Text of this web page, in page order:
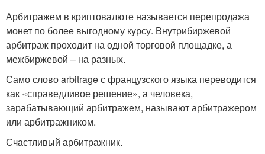
Арбитражем в криптовалюте называется перепродажа
монет по более выгодному курсу. Внутрибиржевой
арбитраж проходит на одной торговой площадке, а
межбиржевой – на разных.
Само слово arbitrage с французского языка переводится
как «справедливое решение», а человека,
зарабатывающий арбитражем, называют арбитражером
или арбитражником.
Счастливый арбитражник.